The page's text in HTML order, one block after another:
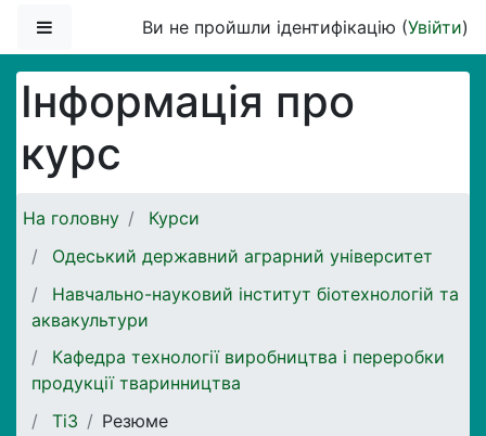
Бокова панельВи не пройшли ідентифікацію (Увійти)
Інформація про
курс
На головну
Курси
Одеський державний аграрний університет
Навчально-науковий інститут біотехнологій та
аквакультури
Кафедра технології виробництва і переробки
продукції тваринництва
ТіЗ
Резюме